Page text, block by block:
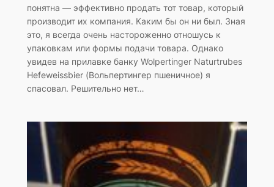
понятна — эффективно продать тот товар, который
производит их компания. Каким бы он ни был. Зная
это, я всегда очень настороженно отношусь к
упаковкам или формы подачи товара. Однако
увидев на прилавке банку Wolpertinger Naturtrubes
Hefeweissbier (Вольпертингер пшеничное) я
спасовал. Решительно нет…